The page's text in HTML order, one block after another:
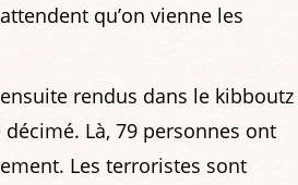
qu’on vienne les
rendus dans le kibboutz
décimé. Là, 79 personnes ont
Les terroristes sont